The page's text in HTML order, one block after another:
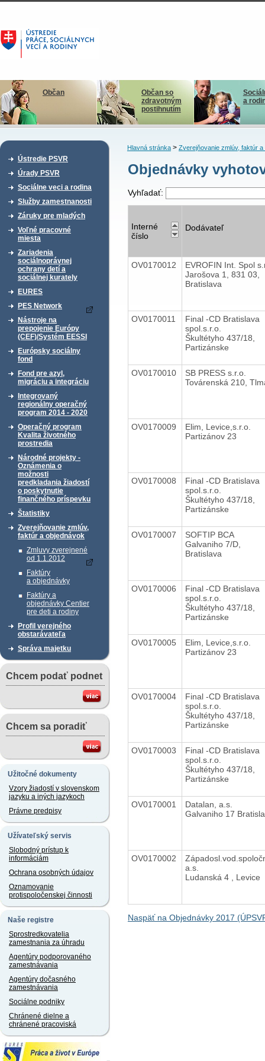
Občan
Občan so
zdravotným
postihnutím
a
Ústredie PSVR
Úrady PSVR
Sociálne veci a rodina
Služby zamestnanosti
Záruky pre mladých
Voľné pracovné
miesta
Zariadenia
sociálnoprávnej
ochrany detí a
sociálnej kurately
EURES
PES Network
Nástroje na
prepojenie Európy
(CEF)/Systém EESSI
Európsky sociálny
fond
Fond pre azyl,
migráciu a integráciu
Integrovaný
regionálny operačný
program 2014 - 2020
Operačný program
Kvalita životného
prostredia
Národné projekty -
Oznámenia o
možnosti
predkladania žiadostí
o poskytnutie
finančného príspevku
Štatistiky
Zverejňovanie zmlúv,
faktúr a objednávok
Zmluvy zverejnené
od 1.1.2012
Faktúry
a objednávky
Faktúry a
objednávky Centier
pre deti a rodiny
Profil verejného
obstarávateľa
Správa majetku
Chcem podať podnet
Chcem sa poradiť
Užitočné dokumenty
Vzory žiadostí v slovenskom
jazyku a iných jazykoch
Právne predpisy
Užívateľský servis
Slobodný prístup k
informáciám
Ochrana osobných údajov
Oznamovanie
protispoločenskej činnosti
Naše registre
Sprostredkovatelia
zamestnania za úhradu
Agentúry podporovaného
zamestnávania
Agentúry dočasného
zamestnávania
Sociálne podniky
Chránené dielne a
chránené pracoviská
Hlavná stránka> Zverejňovanie zmlúv, faktúr a
Objednávky
Vyhľadať:
Interné
číslo
Dodávateľ
OV0170012
EVROFIN Int. Spol
Jarošova 1, 831 03,
Bratislava
OV0170011
Final -CD Bratislava
spol.s.r.o.
Škultétyho 437/18,
Partizánske
OV0170010
SB PRESS s.r.o.
Továrenská 210,
OV0170009
Elim, Levice,s.r.o.
Partizánov 23
OV0170008
Final -CD Bratislava
spol.s.r.o.
Škultétyho 437/18,
Partizánske
OV0170007
SOFTIP BCA
Galvaniho 7/D,
Bratislava
OV0170006
Final -CD Bratislava
spol.s.r.o.
Škultétyho 437/18,
Partizánske
OV0170005
Elim, Levice,s.r.o.
Partizánov 23
OV0170004
Final -CD Bratislava
spol.s.r.o.
Škultétyho 437/18,
Partizánske
OV0170003
Final -CD Bratislava
spol.s.r.o.
Škultétyho 437/18,
Partizánske
OV0170001
Datalan, a.s.
Galvaniho 17
OV0170002
a.s.
Ludanská 4 , Levice
Naspäť na Objednávky 2017